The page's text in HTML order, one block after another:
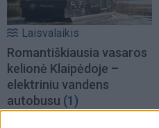
Laisvalaikis
Romantiškiausia vasaros
kelionė Klaipėdoje –
elektriniu vandens
autobusu (1)